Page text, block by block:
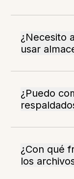
¿Necesito
usar
¿Puedo
¿Con qué
los